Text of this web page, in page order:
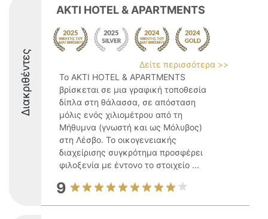
Διακριθέντες
AKTI HOTEL & APARTMENTS
Δείτε περισσότερα >>
Το AKTI HOTEL & APARTMENTS
βρίσκεται σε μια γραφική τοποθεσία
δίπλα στη θάλασσα, σε απόσταση
μόλις ενός χιλιομέτρου από τη
Μήθυμνα (γνωστή και ως Μόλυβος)
στη Λέσβο. Το οικογενειακής
διαχείρισης συγκρότημα προσφέρει
φιλοξενία με έντονο το στοιχείο ...
9